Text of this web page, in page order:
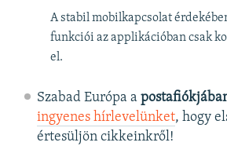
A stabil mobilkapcsolat
funkciói az applikációban csak
el.
Szabad Európa a
ingyenes hírlevelünket, hogy
értesüljön cikkeinkről!